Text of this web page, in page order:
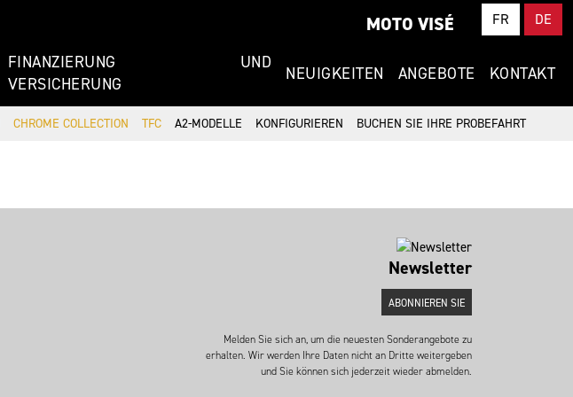
MOTO VISÉ FR DE
FINANZIERUNG UND
VERSICHERUNG
NEUIGKEITEN ANGEBOTE KONTAKT
CHROME COLLECTION TFC A2-MODELLE KONFIGURIEREN BUCHEN SIE IHRE PROBEFAHRT
Newsletter
ABONNIEREN SIE
Melden Sie sich an, um die neuesten Sonderangebote zu
erhalten. Wir werden Ihre Daten nicht an Dritte weitergeben
und Sie können sich jederzeit wieder abmelden.